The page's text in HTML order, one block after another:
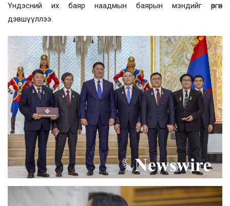
Үндэсний их баяр наадмын баярын мэндийг өргөн
дэвшүүллээ.